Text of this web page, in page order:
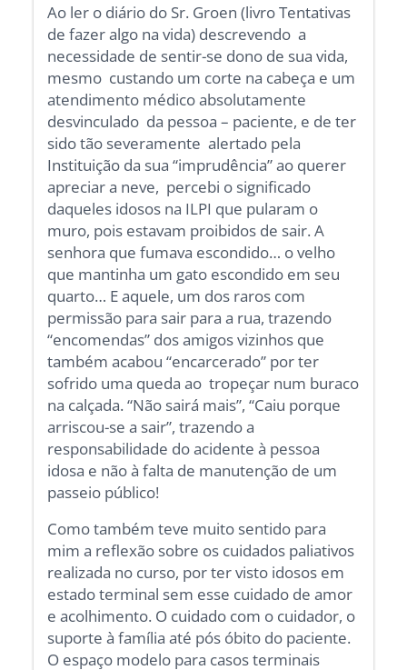
Ao ler o diário do Sr. Groen (livro Tentativas
de fazer algo na vida) descrevendo a
necessidade de sentir-se dono de sua vida,
mesmo custando um corte na cabeça e um
atendimento médico absolutamente
desvinculado da pessoa – paciente, e de ter
sido tão severamente alertado pela
Instituição da sua “imprudência” ao querer
apreciar a neve, percebi o significado
daqueles idosos na ILPI que pularam o
muro, pois estavam proibidos de sair. A
senhora que fumava escondido… o velho
que mantinha um gato escondido em seu
quarto… E aquele, um dos raros com
permissão para sair para a rua, trazendo
“encomendas” dos amigos vizinhos que
também acabou “encarcerado” por ter
sofrido uma queda ao tropeçar num buraco
na calçada. “Não sairá mais”, “Caiu porque
arriscou-se a sair”, trazendo a
responsabilidade do acidente à pessoa
idosa e não à falta de manutenção de um
passeio público!
Como também teve muito sentido para
mim a reflexão sobre os cuidados paliativos
realizada no curso, por ter visto idosos em
estado terminal sem esse cuidado de amor
e acolhimento. O cuidado com o cuidador, o
suporte à família até pós óbito do paciente.
O espaço modelo para casos terminais